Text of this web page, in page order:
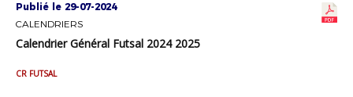
Publié le 29-07-2024
CALENDRIERS
Calendrier Général Futsal 2024 2025
CR FUTSAL